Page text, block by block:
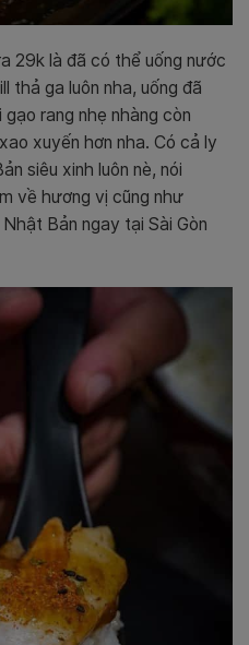
29k là đã có thể uống nước
thả ga luôn nha, uống đã
rang nhẹ nhàng còn
xuyến hơn nha. Có cả ly
siêu xinh luôn nè, nói
về hương vị cũng như
Bản ngay tại Sài Gòn